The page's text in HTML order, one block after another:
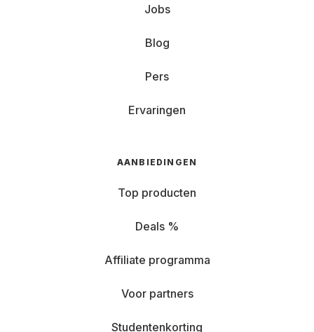
Jobs
Blog
Pers
Ervaringen
AANBIEDINGEN
Top producten
Deals %
Affiliate programma
Voor partners
Studentenkorting